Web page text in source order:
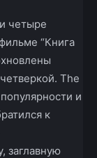
четыре
“Книга
The
и
к
заглавную